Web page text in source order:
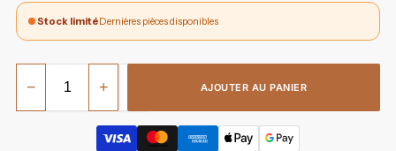
Stock limitéDernières pièces disponibles
− + AJOUTER AU PANIER